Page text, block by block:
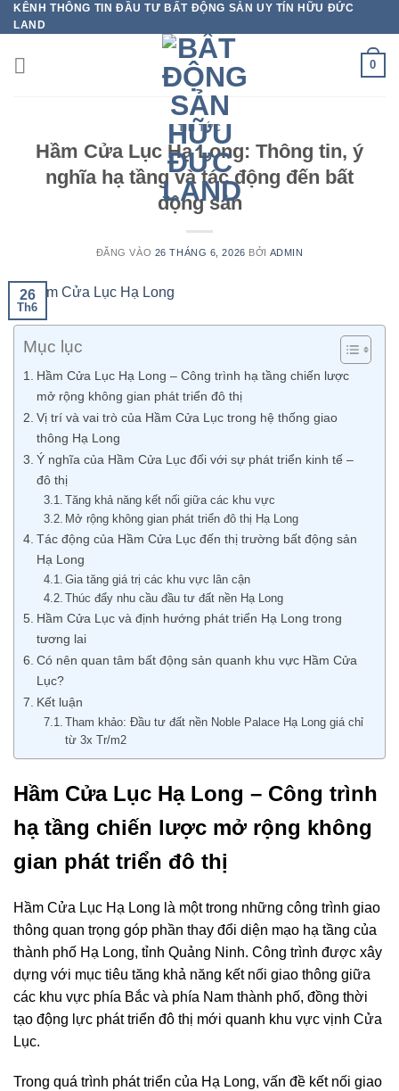
Bỏ
qua
nội
dung
KÊNH THÔNG TIN ĐẦU TƯ BẤT ĐỘNG SẢN UY TÍN HỮU ĐỨC
LAND
0
TIN TỨC
Hầm Cửa Lục Hạ Long: Thông tin, ý
nghĩa hạ tầng và tác động đến bất
động sản
ĐĂNG VÀO 26 THÁNG 6, 2026 BỞI ADMIN
26
Th6
Mục lục
Hầm Cửa Lục Hạ Long – Công trình hạ tầng chiến lược
mở rộng không gian phát triển đô thị
Vị trí và vai trò của Hầm Cửa Lục trong hệ thống giao
thông Hạ Long
Ý nghĩa của Hầm Cửa Lục đối với sự phát triển kinh tế –
đô thị
Tăng khả năng kết nối giữa các khu vực
Mở rộng không gian phát triển đô thị Hạ Long
Tác động của Hầm Cửa Lục đến thị trường bất động sản
Hạ Long
Gia tăng giá trị các khu vực lân cận
Thúc đẩy nhu cầu đầu tư đất nền Hạ Long
Hầm Cửa Lục và định hướng phát triển Hạ Long trong
tương lai
Có nên quan tâm bất động sản quanh khu vực Hầm Cửa
Lục?
Kết luận
Tham khảo: Đầu tư đất nền Noble Palace Hạ Long giá chỉ
từ 3x Tr/m2
Hầm Cửa Lục Hạ Long – Công trình
hạ tầng chiến lược mở rộng không
gian phát triển đô thị
Hầm Cửa Lục Hạ Long là một trong những công trình giao
thông quan trọng góp phần thay đổi diện mạo hạ tầng của
thành phố Hạ Long, tỉnh Quảng Ninh. Công trình được xây
dựng với mục tiêu tăng khả năng kết nối giao thông giữa
các khu vực phía Bắc và phía Nam thành phố, đồng thời
tạo động lực phát triển đô thị mới quanh khu vực vịnh Cửa
Lục.
Trong quá trình phát triển của Hạ Long, vấn đề kết nối giao